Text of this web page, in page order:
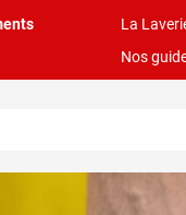
La
Nos